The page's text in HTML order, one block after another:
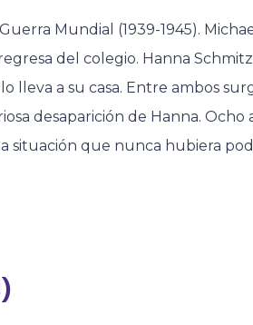
Mundial (1939-1945).
del colegio. Hanna
lleva a su casa. Entre ambos
desaparición de Hanna. Ocho
situación que nunca hubiera